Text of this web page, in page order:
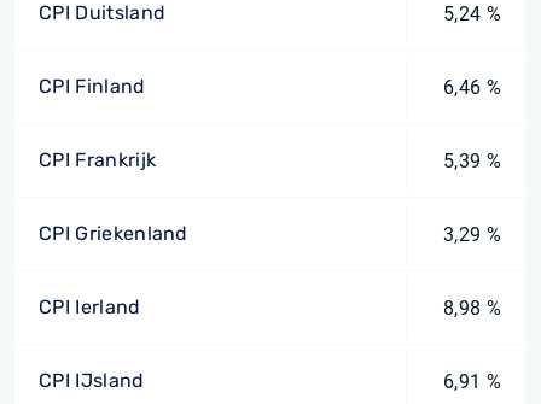
CPI Duitsland 5,24 %
CPI Finland 6,46 %
CPI Frankrijk 5,39 %
CPI Griekenland 3,29 %
CPI Ierland 8,98 %
CPI IJsland 6,91 %